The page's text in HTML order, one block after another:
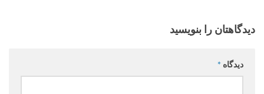
دیدگاهتان را بنویسید
دیدگاه *